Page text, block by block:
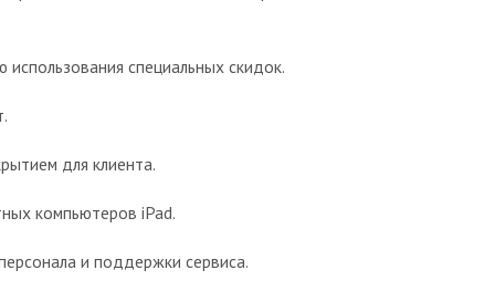
специальных скидок.
для клиента.
компьютеров iPad.
и поддержки сервиса.